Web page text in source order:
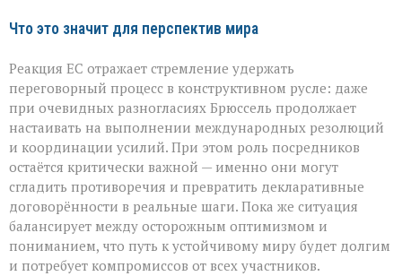
Что это значит для перспектив мира
Реакция ЕС отражает стремление удержать
переговорный процесс в конструктивном русле: даже
при очевидных разногласиях Брюссель продолжает
настаивать на выполнении международных резолюций
и координации усилий. При этом роль посредников
остаётся критически важной — именно они могут
сгладить противоречия и превратить декларативные
договорённости в реальные шаги. Пока же ситуация
балансирует между осторожным оптимизмом и
пониманием, что путь к устойчивому миру будет долгим
и потребует компромиссов от всех участников.